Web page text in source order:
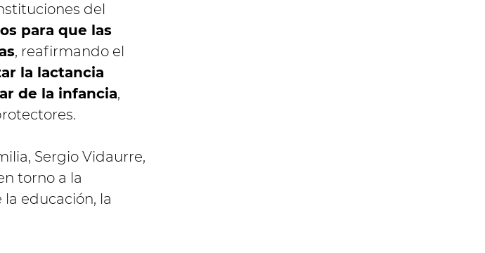
del
para que las
, reafirmando el
la lactancia
de la infancia,
Sergio Vidaurre,
torno a la
educación, la